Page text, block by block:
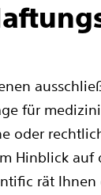
für
oder
Hinblick
rät Ihnen